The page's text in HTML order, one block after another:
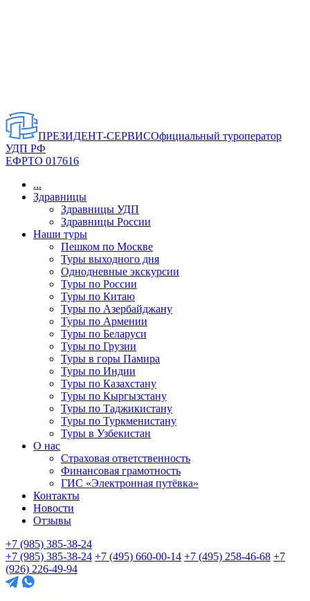
ПРЕЗИДЕНТ-СЕРВИСОфициальный туроператор
УДП РФ
ЕФРТО 017616
...
Здравницы
Здравницы УДП
Здравницы России
Наши туры
Пешком по Москве
Туры выходного дня
Однодневные экскурсии
Туры по России
Туры по Китаю
Туры по Азербайджану
Туры по Армении
Туры по Беларуси
Туры по Грузии
Туры в горы Памира
Туры по Индии
Туры по Казахстану
Туры по Кыргызстану
Туры по Таджикистану
Туры по Туркменистану
Туры в Узбекистан
О нас
Страховая ответственность
Финансовая грамотность
ГИС «Электронная путёвка»
Контакты
Новости
Отзывы
+7 (985) 385-38-24
+7 (985) 385-38-24 +7 (495) 660-00-14 +7 (495) 258-46-68 +7
(926) 226-49-94